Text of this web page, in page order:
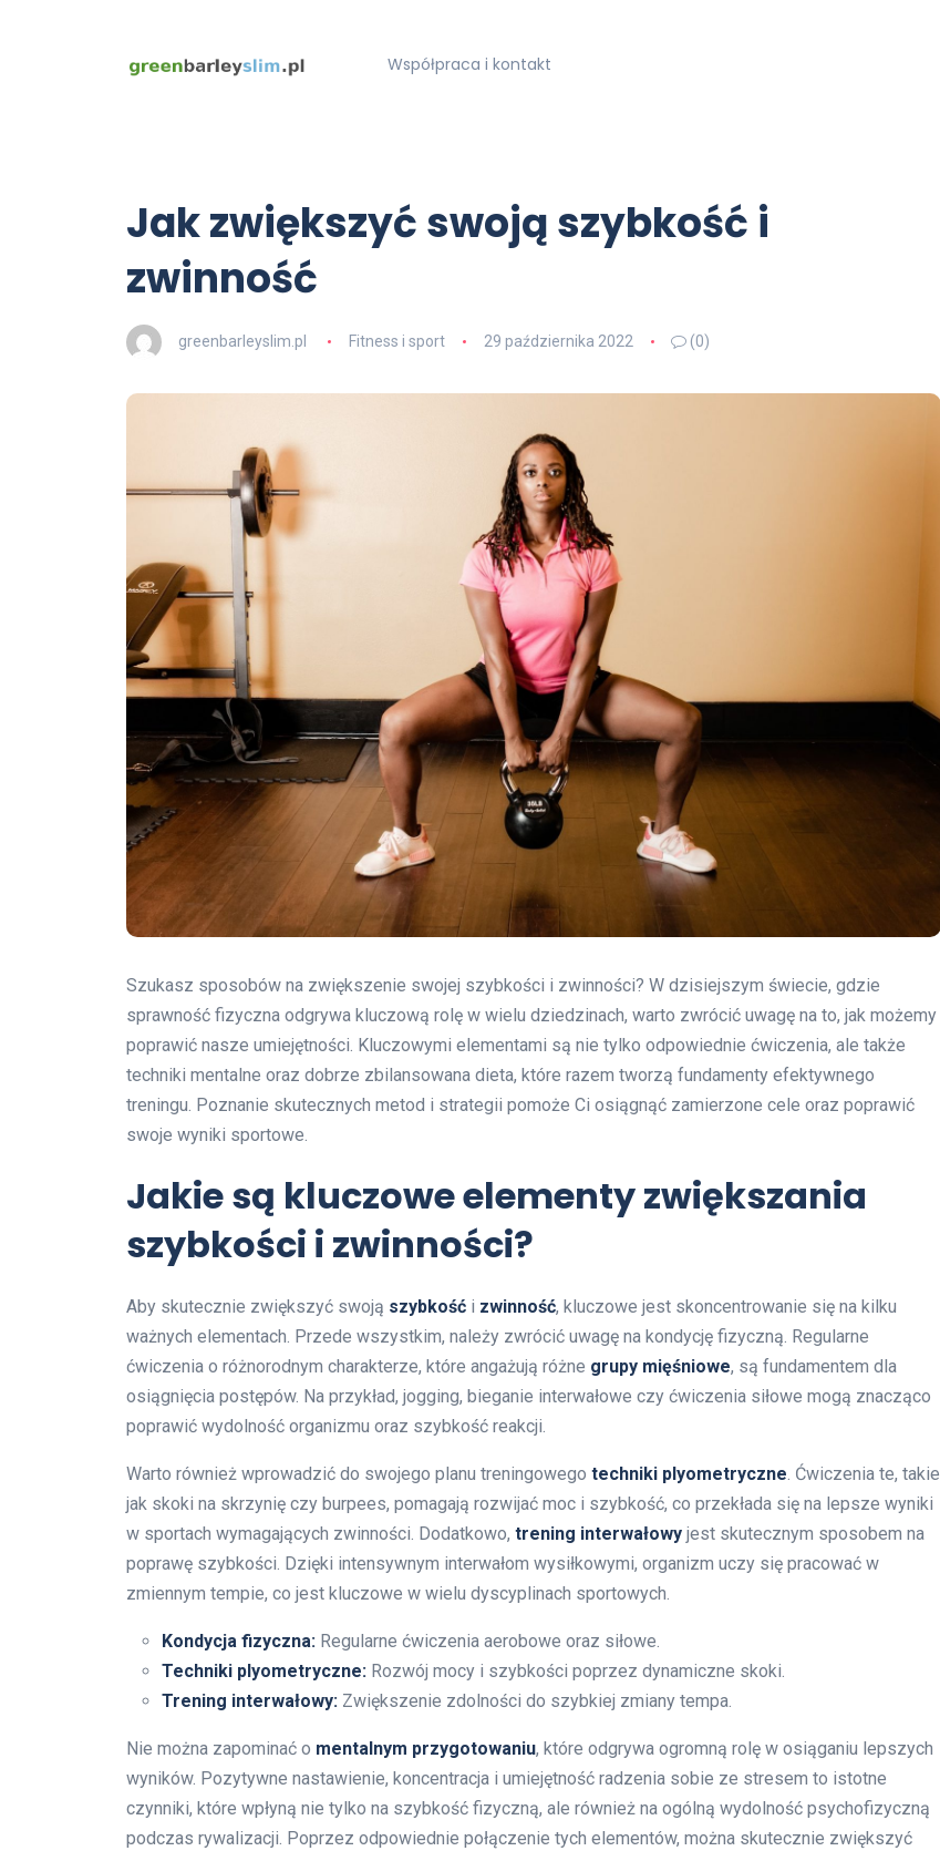
Współpraca i kontakt
Jak zwiększyć swoją szybkość i
zwinność
greenbarleyslim.pl Fitness i sport 29 października 2022 (0)
Szukasz sposobów na zwiększenie swojej szybkości i zwinności? W dzisiejszym świecie, gdzie
sprawność fizyczna odgrywa kluczową rolę w wielu dziedzinach, warto zwrócić uwagę na to, jak możemy
poprawić nasze umiejętności. Kluczowymi elementami są nie tylko odpowiednie ćwiczenia, ale także
techniki mentalne oraz dobrze zbilansowana dieta, które razem tworzą fundamenty efektywnego
treningu. Poznanie skutecznych metod i strategii pomoże Ci osiągnąć zamierzone cele oraz poprawić
swoje wyniki sportowe.
Jakie są kluczowe elementy zwiększania
szybkości i zwinności?
Aby skutecznie zwiększyć swoją szybkość i zwinność, kluczowe jest skoncentrowanie się na kilku
ważnych elementach. Przede wszystkim, należy zwrócić uwagę na kondycję fizyczną. Regularne
ćwiczenia o różnorodnym charakterze, które angażują różne grupy mięśniowe, są fundamentem dla
osiągnięcia postępów. Na przykład, jogging, bieganie interwałowe czy ćwiczenia siłowe mogą znacząco
poprawić wydolność organizmu oraz szybkość reakcji.
Warto również wprowadzić do swojego planu treningowego techniki plyometryczne. Ćwiczenia te, takie
jak skoki na skrzynię czy burpees, pomagają rozwijać moc i szybkość, co przekłada się na lepsze wyniki
w sportach wymagających zwinności. Dodatkowo, trening interwałowy jest skutecznym sposobem na
poprawę szybkości. Dzięki intensywnym interwałom wysiłkowymi, organizm uczy się pracować w
zmiennym tempie, co jest kluczowe w wielu dyscyplinach sportowych.
Kondycja fizyczna: Regularne ćwiczenia aerobowe oraz siłowe.
Techniki plyometryczne: Rozwój mocy i szybkości poprzez dynamiczne skoki.
Trening interwałowy: Zwiększenie zdolności do szybkiej zmiany tempa.
Nie można zapominać o mentalnym przygotowaniu, które odgrywa ogromną rolę w osiąganiu lepszych
wyników. Pozytywne nastawienie, koncentracja i umiejętność radzenia sobie ze stresem to istotne
czynniki, które wpłyną nie tylko na szybkość fizyczną, ale również na ogólną wydolność psychofizyczną
podczas rywalizacji. Poprzez odpowiednie połączenie tych elementów, można skutecznie zwiększyć